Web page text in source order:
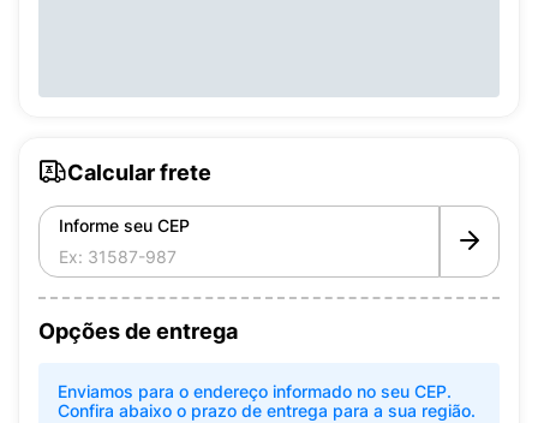
Calcular frete
Informe seu CEP
Opções de entrega
Enviamos para o endereço informado no seu CEP.
Confira abaixo o prazo de entrega para a sua região.